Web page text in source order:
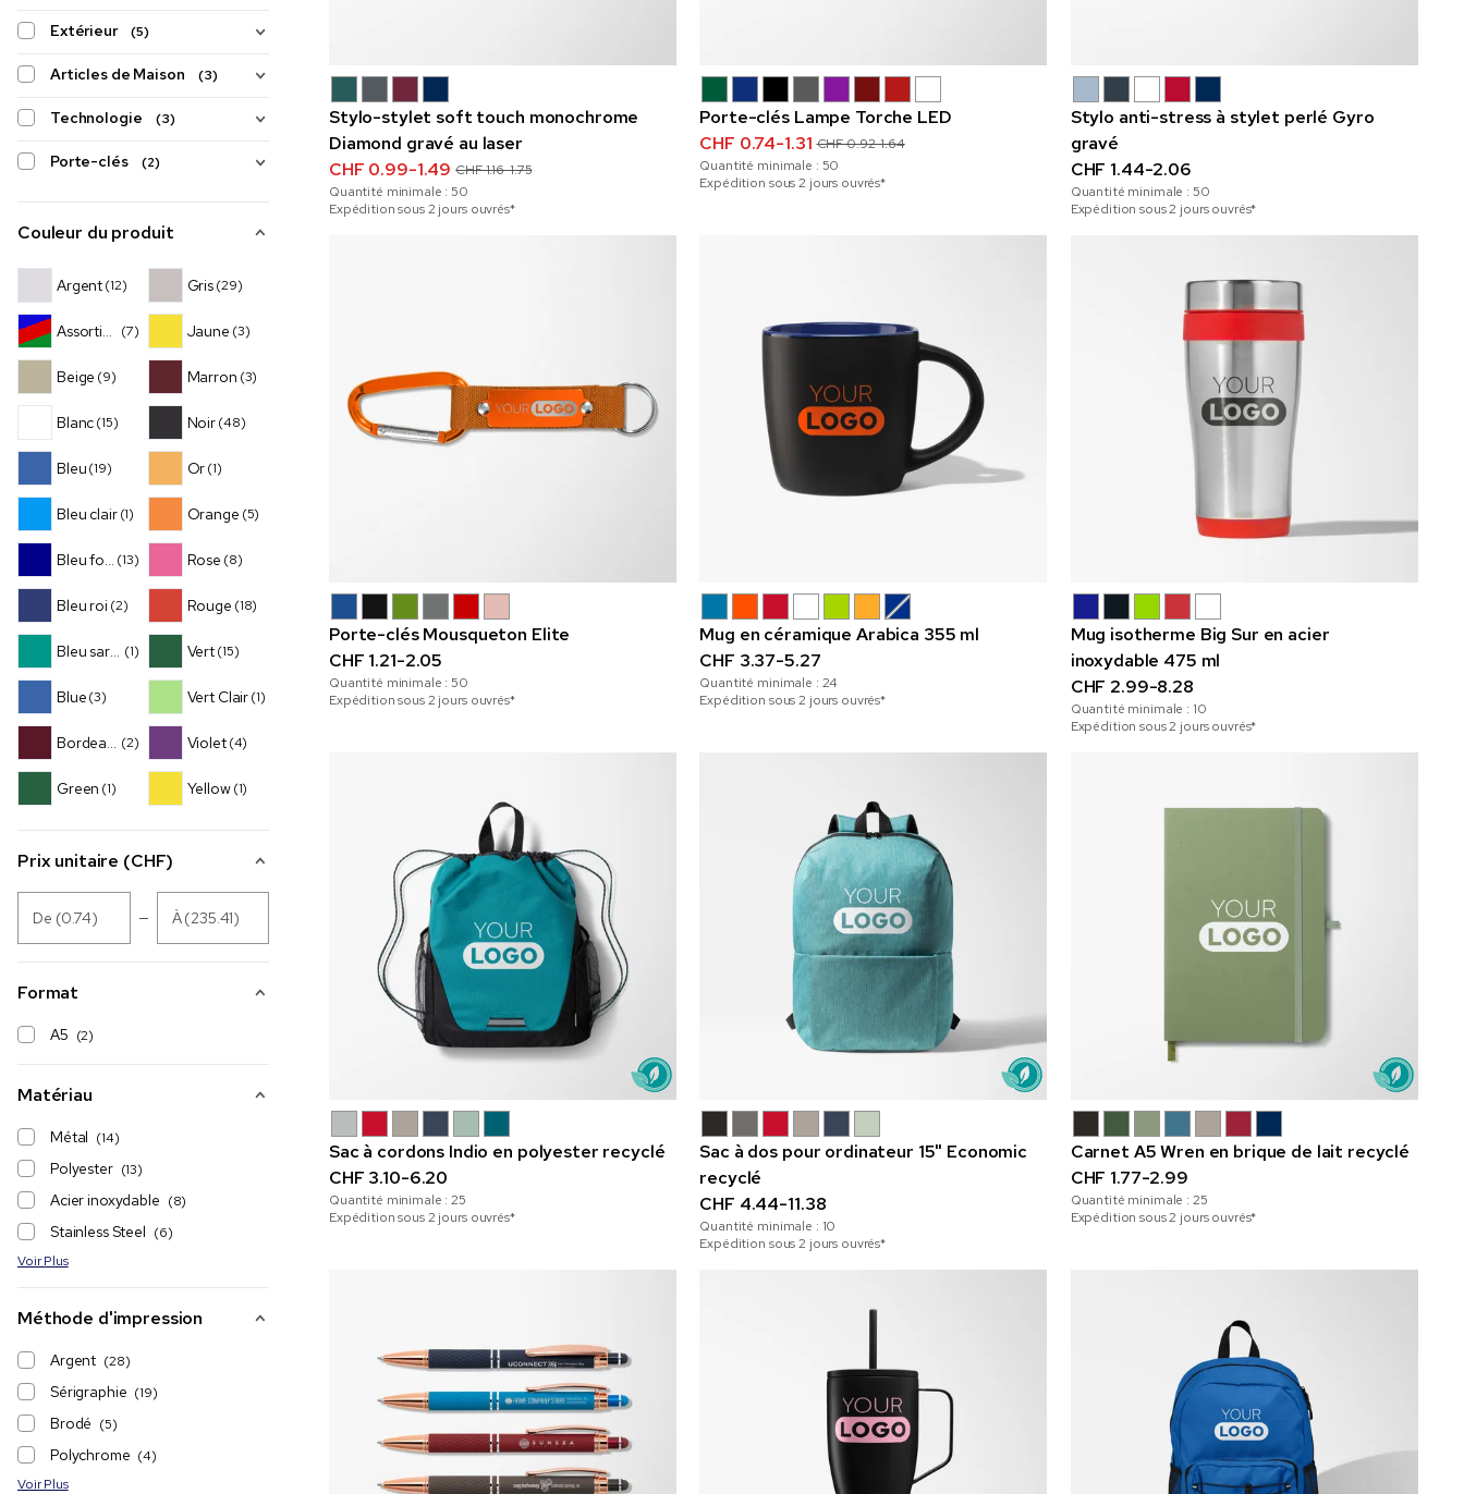
Extérieur (5)
Articles de Maison (3)
Technologie (3)
Porte-clés (2)
Couleur du produit
Argent(12)
Assortiment
(7)
Beige (9)
Blanc(15)
Bleu(19)
Bleu clair (1)
Bleu foncé(13)
Bleu roi (2)
Bleu sarcelle
(1)
Blue(3)
Bordeaux(2)
Green (1)
Gris(29)
Jaune (3)
Marron (3)
Noir(48)
Or(1)
Orange (5)
Rose (8)
Rouge (18)
Vert(15)
Vert Clair(1)
Violet (4)
Yellow (1)
Prix unitaire (CHF)
De (0.74) À (235.41)
Format
A5 (2)
Matériau
Métal (14)
Polyester (13)
Acier inoxydable (8)
Stainless Steel (6)
Voir Plus
Méthode d'impression
Argent (28)
Sérigraphie (19)
Brodé (5)
Polychrome (4)
Voir Plus
Stylo-stylet soft touch monochrome
Diamond gravé au laser
CHF 0.99-1.49 CHF 1.16-1.75
Quantité minimale :50
Expédition sous 2 jours ouvrés*
Porte-clés Lampe Torche LED
CHF 0.74-1.31 CHF 0.92-1.64
Quantité minimale : 50
Expédition sous 2 jours ouvrés*
Stylo anti-stress à stylet perlé Gyro
gravé
CHF 1.44-2.06
Quantité minimale : 50
Expédition sous 2 jours ouvrés*
Porte-clés Mousqueton Elite
CHF 1.21-2.05
Quantité minimale :50
Expédition sous 2 jours ouvrés*
Mug en céramique Arabica 355 ml
CHF 3.37-5.27
Quantité minimale : 24
Expédition sous 2 jours ouvrés*
Mug isotherme Big Sur en acier
inoxydable 475 ml
CHF 2.99-8.28
Quantité minimale : 10
Expédition sous 2 jours ouvrés*
Sac à cordons Indio en polyester recyclé
CHF 3.10-6.20
Quantité minimale :25
Expédition sous 2 jours ouvrés*
Sac à dos pour ordinateur 15" Economic
recyclé
CHF 4.44-11.38
Quantité minimale : 10
Expédition sous 2 jours ouvrés*
Carnet A5 Wren en brique de lait recyclé
CHF 1.77-2.99
Quantité minimale : 25
Expédition sous 2 jours ouvrés*